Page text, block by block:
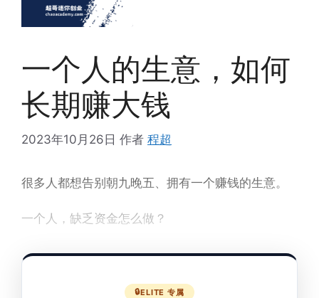
一个人的生意，如何
长期赚大钱
2023年10月26日 作者 程超
很多人都想告别朝九晚五、拥有一个赚钱的生意。
一个人，缺乏资金怎么做？
一个人，经验、缺乏技能怎么做？
ELITE 专属